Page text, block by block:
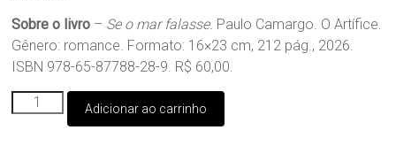
Sobre o livro – Se o mar falasse. Paulo Camargo. O Artífice.
Gênero: romance. Formato: 16×23 cm, 212 pág., 2026.
ISBN 978-65-87788-28-9. R$ 60,00.
Se
o
Adicionar ao carrinho